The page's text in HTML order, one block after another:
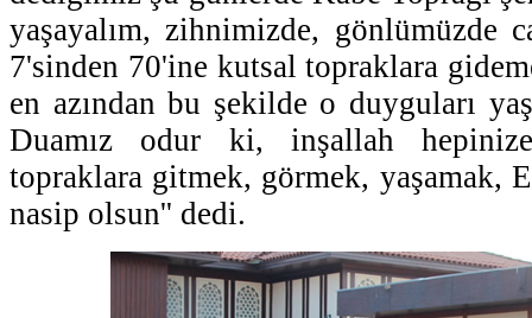
yaşayalım, zihnimizde, gönlümüzde
7'sinden 70'ine kutsal topraklara
en azından bu şekilde o duyguları
Duamız odur ki, inşallah
topraklara gitmek, görmek, yaşamak,
nasip olsun'' dedi.